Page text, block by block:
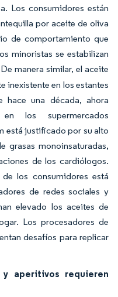
Los consumidores están
por aceite de oliva
de comportamiento que
minoristas se estabilizan
manera similar, el aceite
inexistente en los estantes
hace una década, ahora
los supermercados
está justificado por su alto
grasas monoinsaturadas,
de los cardiólogos.
los consumidores está
de redes sociales y
elevado los aceites de
Los procesadores de
desafíos para replicar
aperitivos requieren